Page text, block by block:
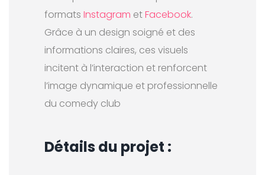
formats Instagram etFacebook.
Grâce à un design soigné et des
informations claires, ces visuels
incitent à l’interaction et renforcent
l’image dynamique et professionnelle
du comedy club
Détails du projet :